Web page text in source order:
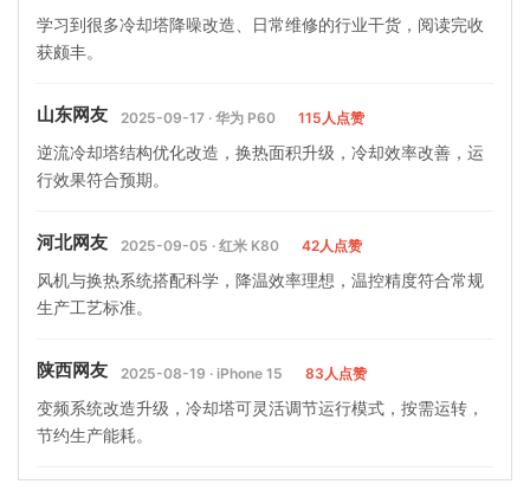
学习到很多冷却塔降噪改造、日常维修的行业干货，阅读完收
获颇丰。
山东网友 2025-09-17 · 华为 P60 115人点赞
逆流冷却塔结构优化改造，换热面积升级，冷却效率改善，运
行效果符合预期。
河北网友 2025-09-05 · 红米 K80 42人点赞
风机与换热系统搭配科学，降温效率理想，温控精度符合常规
生产工艺标准。
陕西网友 2025-08-19 · iPhone 15 83人点赞
变频系统改造升级，冷却塔可灵活调节运行模式，按需运转，
节约生产能耗。